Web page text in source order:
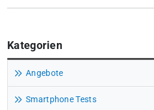
Kategorien
Angebote
Smartphone Tests